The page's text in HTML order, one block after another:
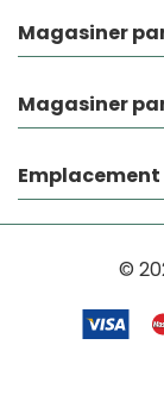
Magasiner
Magasiner
Emplacement
©